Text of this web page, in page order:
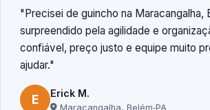
Precisei de guincho na Maracangalha,
surpreendido pela agilidade e
confiável, preço justo e equipe muito
ajudar.
E Erick M.
Maracangalha, Belém‑PA